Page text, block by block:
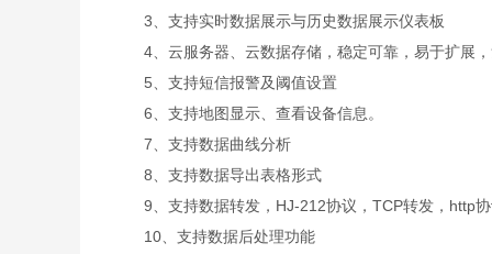
3、支持实时数据展示与历史数据展示仪表板
4、云服务器、云数据存储，稳定可靠，易于扩展，
5、支持短信报警及阈值设置
6、支持地图显示、查看设备信息。
7、支持数据曲线分析
8、支持数据导出表格形式
9、支持数据转发，HJ-212协议，TCP转发，http协
10、支持数据后处理功能